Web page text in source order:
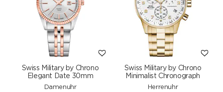
Swiss Military by Chrono
Elegant Date 30mm
Damenuhr
Swiss Military by Chrono
Minimalist Chronograph
Herrenuhr